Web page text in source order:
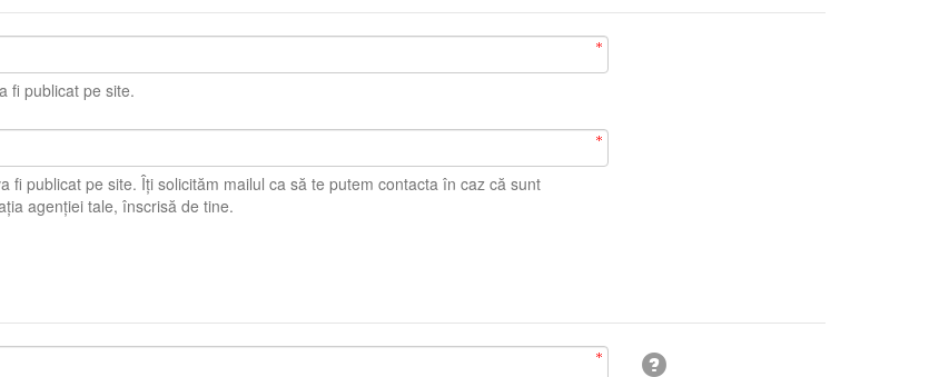
fi publicat pe site.
pe site. Îți solicităm mailul ca să te putem contacta în caz că sunt
probleme cu creația agenției tale, înscrisă de tine.